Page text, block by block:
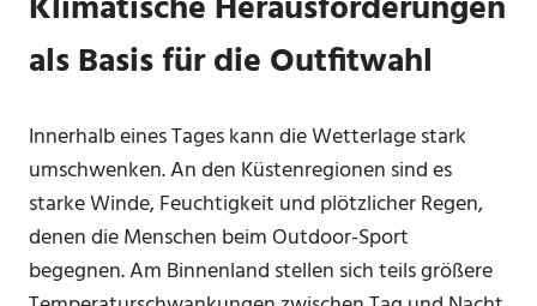
als Basis für die Outfitwahl
Innerhalb eines Tages kann die Wetterlage stark
umschwenken. An den Küstenregionen sind es
starke Winde, Feuchtigkeit und plötzlicher Regen,
denen die Menschen beim Outdoor-Sport
begegnen. Am Binnenland stellen sich teils größere